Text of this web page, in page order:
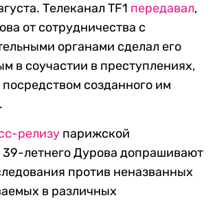
Телеканал TF1 передавал,
от сотрудничества с
органами сделал его
в соучастии в преступлениях,
созданного им
релизу парижской
39-летнего Дурова допрашивают
против неназванных
в различных